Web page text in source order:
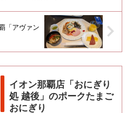
「アヴァン
イオン那覇店「おにぎり
処 越後」のポークたまご
おにぎり